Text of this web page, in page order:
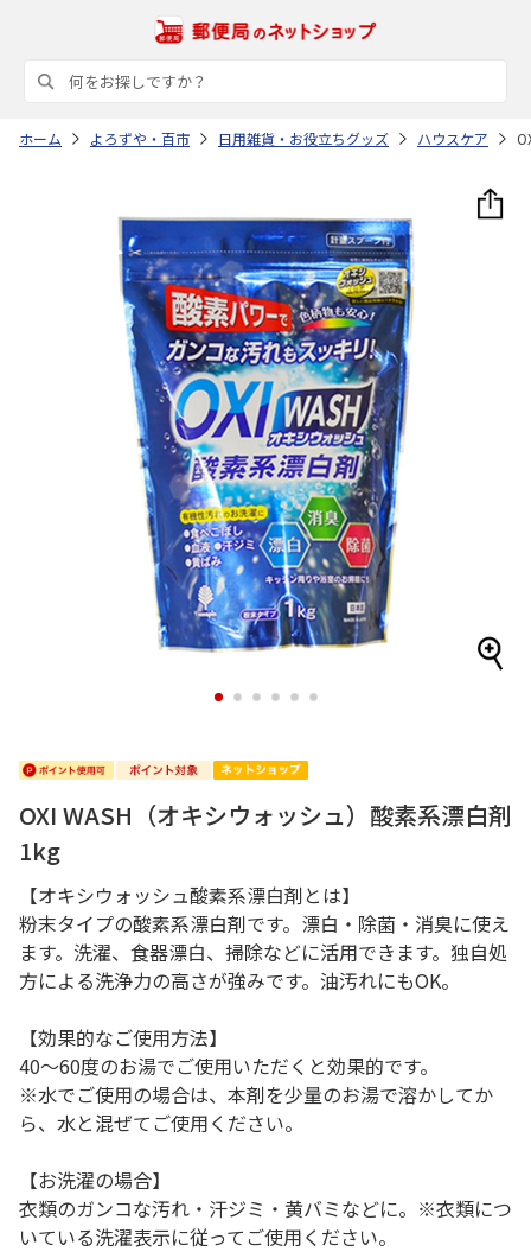
ホーム よろずや・百市 日用雑貨・お役立ちグッズ ハウスケア
1 2 3 4 5 6
OXI WASH（オキシウォッシュ）酸素系漂白剤
1kg
【オキシウォッシュ酸素系漂白剤とは】
粉末タイプの酸素系漂白剤です。漂白・除菌・消臭に使え
ます。洗濯、食器漂白、掃除などに活用できます。独自処
方による洗浄力の高さが強みです。油汚れにもOK。
【効果的なご使用方法】
40～60度のお湯でご使用いただくと効果的です。
※水でご使用の場合は、本剤を少量のお湯で溶かしてか
ら、水と混ぜてご使用ください。
【お洗濯の場合】
衣類のガンコな汚れ・汗ジミ・黄バミなどに。※衣類につ
いている洗濯表示に従ってご使用ください。